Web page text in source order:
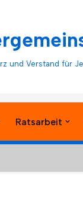
und Verstand für
Ratsarbeit